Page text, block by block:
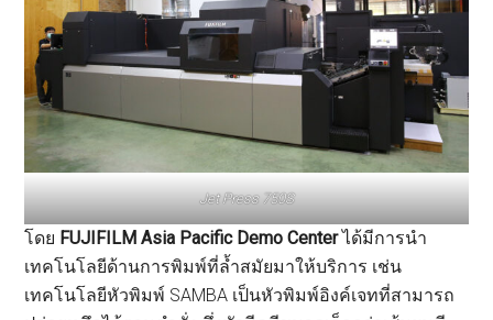
Jet Press 750S
โดย FUJIFILM Asia Pacific Demo Centerได้มีการนำ
เทคโนโลยีด้านการพิมพ์ที่ล้ำสมัยมาให้บริการ เช่น
เทคโนโลยีหัวพิมพ์ SAMBA เป็นหัวพิมพ์อิงค์เจทที่สามารถ